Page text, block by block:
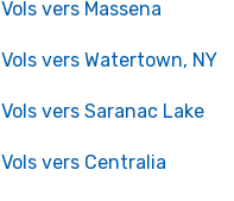
Vols vers Massena
Vols vers Watertown, NY
Vols vers Saranac Lake
Vols vers Centralia